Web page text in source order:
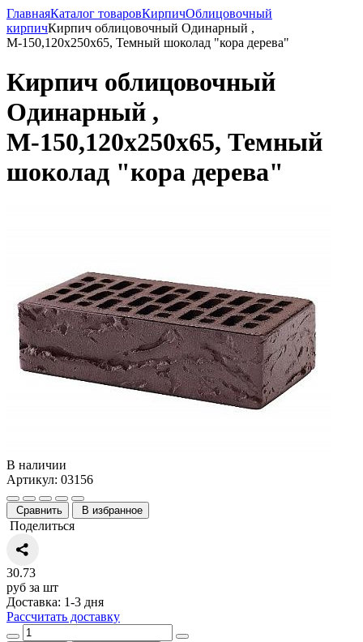
ГлавнаяКаталог товаровКирпичОблицовочный
кирпичКирпич облицовочный Одинарный ,
М-150,120x250x65, Темный шоколад "кора дерева"
Кирпич облицовочный
Одинарный ,
М-150,120x250x65, Темный
шоколад "кора дерева"
В наличии
Артикул: 03156
Сравнить В избранное
Поделиться
30.73
руб за шт
Доставка: 1-3 дня
Рассчитать доставку